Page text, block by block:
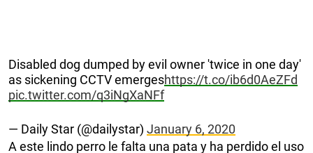
Disabled dog dumped by evil owner 'twice in one day'
as sickening CCTV emergeshttps://t.co/ib6d0AeZFd
pic.twitter.com/q3iNgXaNFf
— Daily Star (@dailystar) January 6, 2020
A este lindo perro le falta una pata y ha perdido el uso